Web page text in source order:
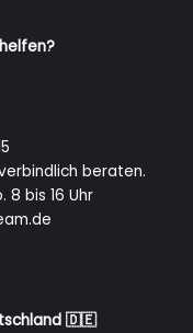
beraten.
8 bis 16 Uhr
🇩🇪